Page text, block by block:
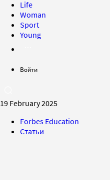
Life
Woman
Sport
Young
Войти
19 February 2025
Forbes Education
Статьи